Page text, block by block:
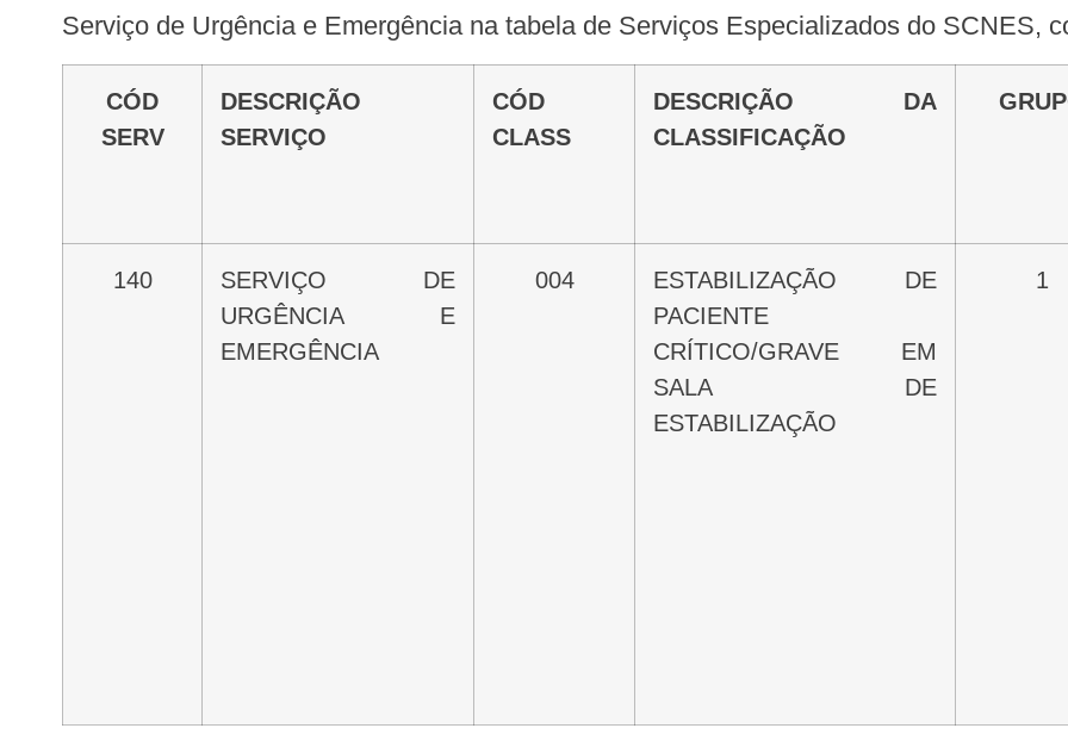
Serviço de Urgência e Emergência na tabela de Serviços Especializados do SCNES,
CÓD
SERV
DESCRIÇÃO
SERVIÇO
CÓD
CLASS
DESCRIÇÃO DA
CLASSIFICAÇÃO
140
SERVIÇO DE
URGÊNCIA E
EMERGÊNCIA
004
ESTABILIZAÇÃO DE
PACIENTE
CRÍTICO/GRAVE EM
SALA DE
ESTABILIZAÇÃO
1